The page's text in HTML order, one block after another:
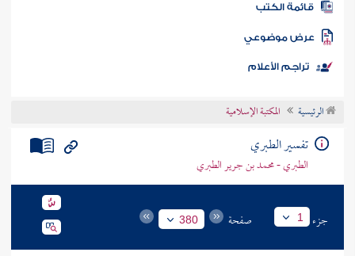
المكتبة
الكتب
موضوعي
تراجم الأعلام
الرئيسية المكتبة الإسلامية
تفسير الطبري
الطبري - محمد بن جرير الطبري
جزء 1 صفحة 380